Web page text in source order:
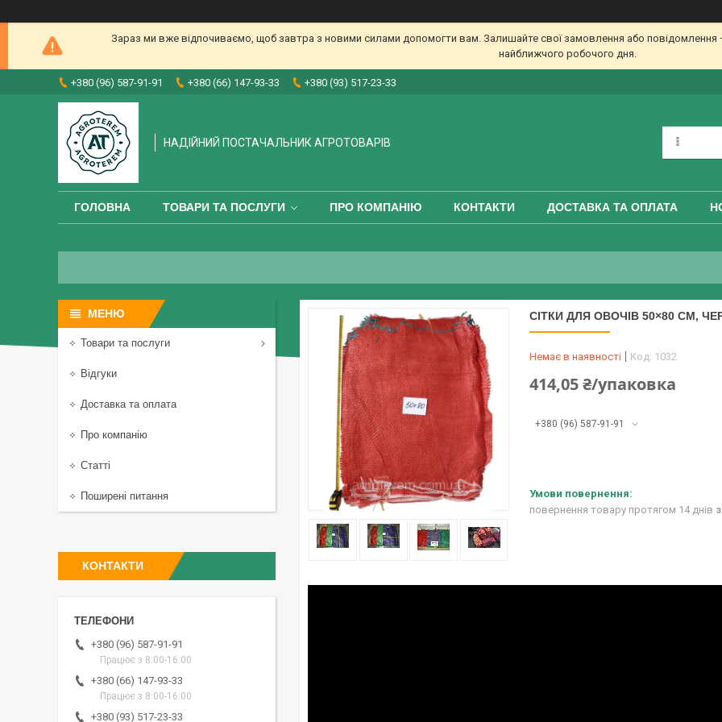
Зараз ми вже відпочиваємо, щоб завтра з новими силами допомогти вам. Залишайте свої замовлення або
найближчого робочого дня.
+380 (96) 587-91-91 +380 (66) 147-93-33 +380 (93) 517-23-33
НАДІЙНИЙ ПОСТАЧАЛЬНИК АГРОТОВАРІВ
ГОЛОВНА ТОВАРИ ТА ПОСЛУГИ ПРО КОМПАНІЮ КОНТАКТИ ДОСТАВКА ТА ОПЛАТА
СІТКИ ДЛЯ ОВОЧІВ 50×80 СМ,
Немає в наявності Код: 1032
414,05 ₴/упаковка
+380 (96) 587-91-91
повернення товару протягом 14 днів
Товари та послуги
Відгуки
Доставка та оплата
Про компанію
Статті
Поширені питання
КОНТАКТИ
+380 (96) 587-91-91
Працює з 8:00-16:00
+380 (66) 147-93-33
Працює з 8:00-16:00
+380 (93) 517-23-33